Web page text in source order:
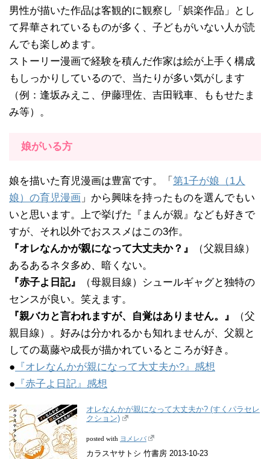
男性が描いた作品は客観的に観察し「娯楽作品」とし
て昇華されているものが多く、子どもがいない人が読
んでも楽しめます。
ストーリー漫画で経験を積んだ作家は絵が上手く構成
もしっかりしているので、当たりが多い気がします
（例：逢坂みえこ、伊藤理佐、吉田戦車、ももせたま
み等）。
娘がいる方
娘を描いた育児漫画は豊富です。「 第1子が娘（1人
娘）の育児漫画 」から興味を持ったものを選んでもい
いと思います。上で挙げた『まんが親』なども好きで
すが、それ以外でおススメはこの3作。
『オレなんかが親になって大丈夫か？』
（父親目線）
あるあるネタ多め、暗くない。
『赤子よ日記』
（母親目線）シュールギャグと独特の
センスが良い。笑えます。
『親バカと言われますが、自覚はありません。』
（父
親目線）。好みは分かれるかも知れませんが、父親と
しての葛藤や成長が描かれているところが好き。
● 『オレなんかが親になって大丈夫か?』感想
● 『赤子よ日記』感想
オレなんかが親になって大丈夫か? (すくパラセレ
クション)
posted with ヨメレバ
カラスヤサトシ 竹書房 2013-10-23